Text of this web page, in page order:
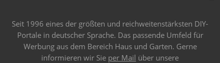
Seit 1996 eines der größten und reichweitenstärksten DIY-
Portale in deutscher Sprache. Das passende Umfeld für
Werbung aus dem Bereich Haus und Garten. Gerne
informieren wir Sie per Mail über unsere